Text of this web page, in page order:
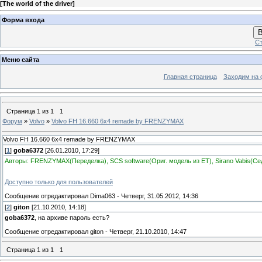
[The world of the driver]
Форма входа
Меню сайта
Главная страница Заходим на
Страница 1 из 1
1
Форум » Volvo » Volvo FH 16.660 6x4 remade by FRENZYMAX
Volvo FH 16.660 6x4 remade by FRENZYMAX
[1 ] goba6372 [26.01.2010, 17:29]
Авторы: FRENZYMAX(Переделка), SCS software(Ориг. модель из ET), Sirano
Доступно только для пользователей
Сообщение отредактировал Dima063 - Четверг, 31.05.2012, 14:36
[2] giton [21.10.2010, 14:18]
goba6372 , на архиве пароль есть?
Сообщение отредактировал giton - Четверг, 21.10.2010, 14:47
Страница 1 из 1 1